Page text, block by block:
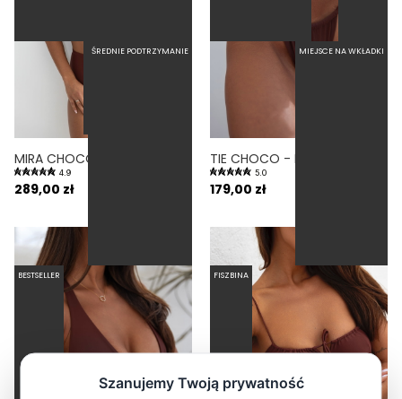
4.9
289,00 zł
5.0
179,00 zł
ŚREDNIE PODTRZYMANIE
BESTSELLER
MIEJSCE NA WKŁADKI
FISZBINA